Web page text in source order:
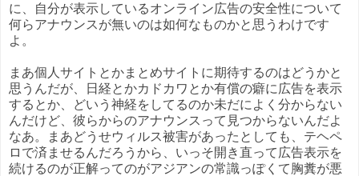
に、自分が表示しているオンライン広告の安全性について
何らアナウンスが無いのは如何なものかと思うわけです
よ。
まあ個人サイトとかまとめサイトに期待するのはどうかと
思うんだが、日経とかカドカワとか有償の癖に広告を表示
するとか、どいう神経をしてるのか未だによく分からない
んだけど、彼らからのアナウンスって見つからないんだよ
なあ。まあどうせウィルス被害があったとしても、テヘペ
ロで済ませるんだろうから、いっそ開き直って広告表示を
続けるのが正解ってのがアジアンの常識っぽくて胸糞が悪